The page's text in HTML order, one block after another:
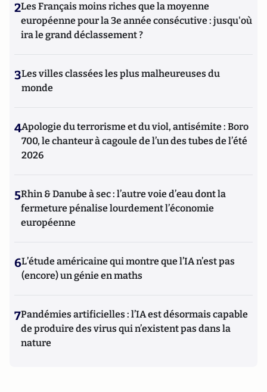
2Les Français moins riches que la moyenne
européenne pour la 3e année consécutive : jusqu'où
ira le grand déclassement ?
3Les villes classées les plus malheureuses du
monde
4Apologie du terrorisme et du viol, antisémite : Boro
700, le chanteur à cagoule de l’un des tubes de l’été
2026
5Rhin & Danube à sec : l’autre voie d’eau dont la
fermeture pénalise lourdement l’économie
européenne
6L’étude américaine qui montre que l’IA n’est pas
(encore) un génie en maths
7Pandémies artificielles : l’IA est désormais capable
de produire des virus qui n’existent pas dans la
nature